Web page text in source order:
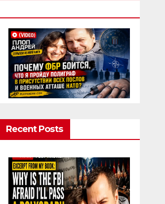
Recent Posts